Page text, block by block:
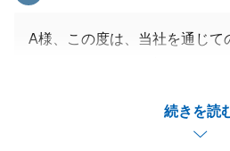
続きを読
A様、この度は、当社を通じて
ましたが、販売方法について
力を頂き、進めさせて頂いた